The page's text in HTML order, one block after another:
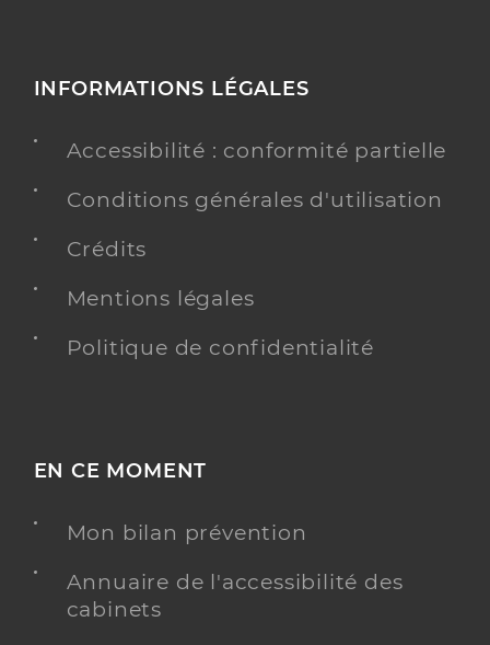
INFORMATIONS LÉGALES
Accessibilité : conformité partielle
Conditions générales d'utilisation
Crédits
Mentions légales
Politique de confidentialité
EN CE MOMENT
Mon bilan prévention
Annuaire de l'accessibilité des
cabinets